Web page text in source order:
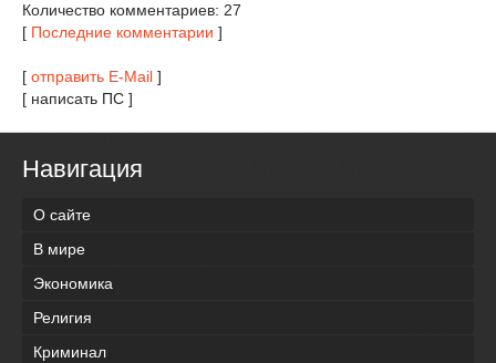
Количество комментариев: 27
[ Последние комментарии ]
[ отправить E-Mail ]
[ написать ПС ]
Навигация
О сайте
В мире
Экономика
Религия
Криминал